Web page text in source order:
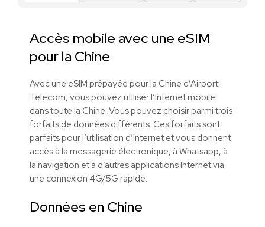
Accès mobile avec une eSIM
pour la Chine
Avec une eSIM prépayée pour la Chine d’Airport
Telecom, vous pouvez utiliser l’Internet mobile
dans toute la Chine. Vous pouvez choisir parmi trois
forfaits de données différents. Ces forfaits sont
parfaits pour l’utilisation d’Internet et vous donnent
accès à la messagerie électronique, à Whatsapp, à
la navigation et à d’autres applications Internet via
une connexion 4G/5G rapide.
Données en Chine